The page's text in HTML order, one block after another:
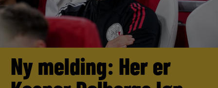
Ny melding: Her er